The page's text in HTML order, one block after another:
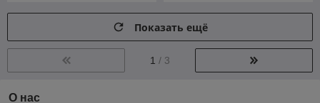
Показать ещё
1 / 3
О нас